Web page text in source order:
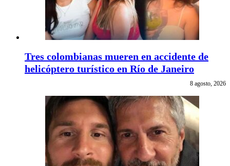
Tres colombianas mueren en accidente de
helicóptero turístico en Río de Janeiro
8 agosto, 2026